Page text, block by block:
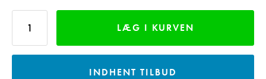
LÆG I KURVEN
INDHENT TILBUD